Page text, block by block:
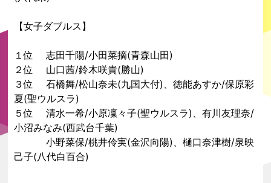
【女子ダブルス】
１位 志田千陽/小田菜摘(青森山田)
２位 山口茜/鈴木咲貴(勝山)
３位 石橋舞/松山奈未(九国大付)、徳能あすか/保原彩
夏(聖ウルスラ)
５位 清水一希/小原凜々子(聖ウルスラ)、有川友理奈/
小沼みなみ(西武台千葉)
小野菜保/桃井伶実(金沢向陽)、樋口奈津樹/泉映
己子(八代白百合)